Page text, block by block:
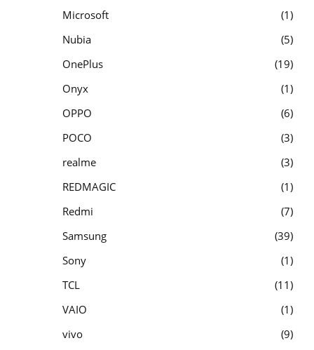
Microsoft
1
Nubia
5
OnePlus
19
Onyx
1
OPPO
6
POCO
3
realme
3
REDMAGIC
1
Redmi
7
Samsung
39
Sony
1
TCL
11
VAIO
1
vivo
9